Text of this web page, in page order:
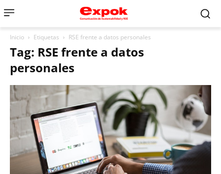
Inicio Etiquetas RSE frente a datos personales
Tag: RSE frente a datos
personales